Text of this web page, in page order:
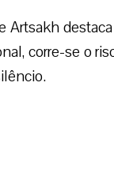
Artsakh
corre-se o